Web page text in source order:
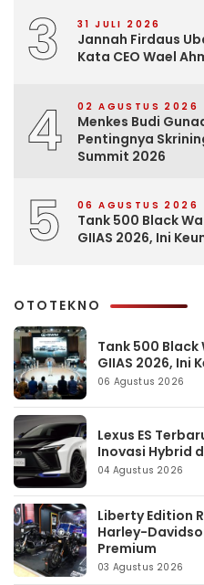
3 31 JULI 2026
Jannah Firdaus
Kata CEO Wael
4 02 AGUSTUS 2026
Menkes Budi
Pentingnya
Summit 2026
5 06 AGUSTUS 2026
Tank 500 Black
GIIAS 2026, Ini
OTOTEKNO
Tank 500 Black
GIIAS 2026, Ini
06 Agustus 2026
Lexus ES
Inovasi Hybrid
04 Agustus 2026
Liberty Edition
Harley-
Premium
03 Agustus 2026